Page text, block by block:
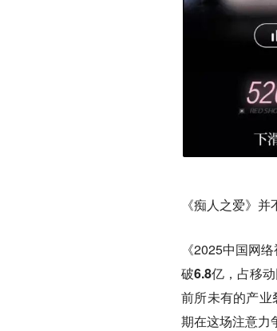
《痴人之爱》并
《2025中国网
破6.8亿，占移
前所未有的产
期在这场注意力